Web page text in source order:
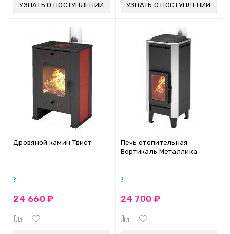
УЗНАТЬ О ПОСТУПЛЕНИИ УЗНАТЬ О ПОСТУПЛЕНИИ
Дровяной камин Твист
24 660 ₽
Печь отопительная
Вертикаль Металлика
24 700 ₽